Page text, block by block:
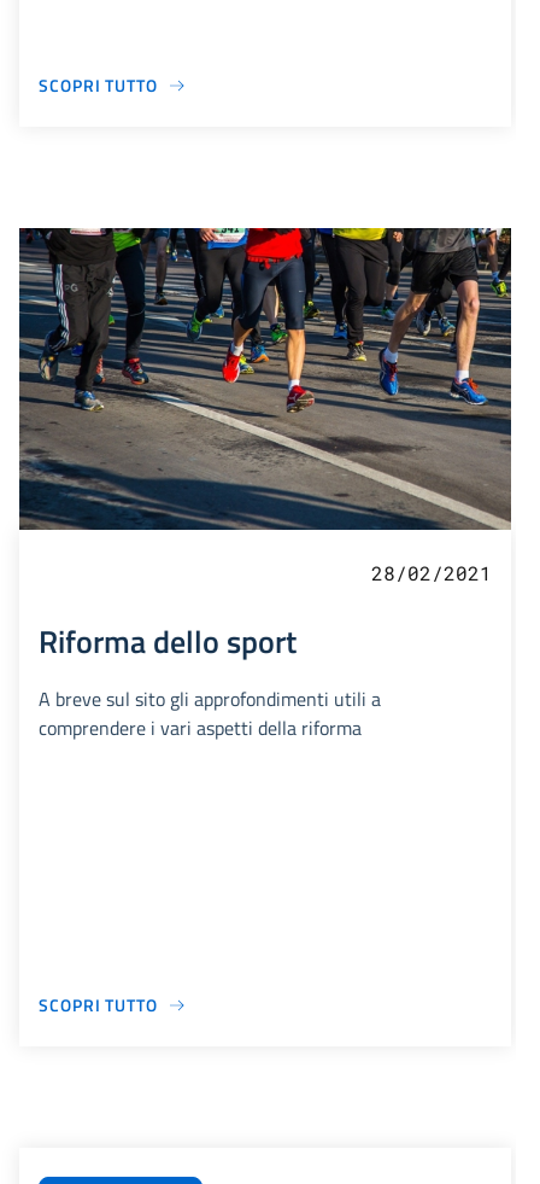
SCOPRI TUTTO
28/02/2021
Riforma dello sport
A breve sul sito gli approfondimenti utili a
comprendere i vari aspetti della riforma
SCOPRI TUTTO